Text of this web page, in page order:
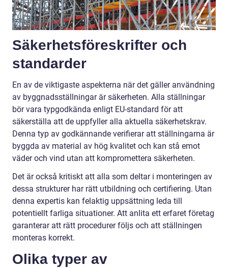
Säkerhetsföreskrifter och
standarder
En av de viktigaste aspekterna när det gäller användning
av byggnadsställningar är säkerheten. Alla ställningar
bör vara typgodkända enligt EU-standard för att
säkerställa att de uppfyller alla aktuella säkerhetskrav.
Denna typ av godkännande verifierar att ställningarna är
byggda av material av hög kvalitet och kan stå emot
väder och vind utan att kompromettera säkerheten.
Det är också kritiskt att alla som deltar i monteringen av
dessa strukturer har rätt utbildning och certifiering. Utan
denna expertis kan felaktig uppsättning leda till
potentiellt farliga situationer. Att anlita ett erfaret företag
garanterar att rätt procedurer följs och att ställningen
monteras korrekt.
Olika typer av